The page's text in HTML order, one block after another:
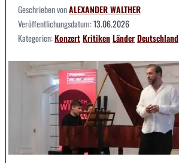
Geschrieben vonALEXANDER WALTHER
Veröffentlichungsdatum:13.06.2026
Kategorien:KonzertKritikenLänderDeutschland